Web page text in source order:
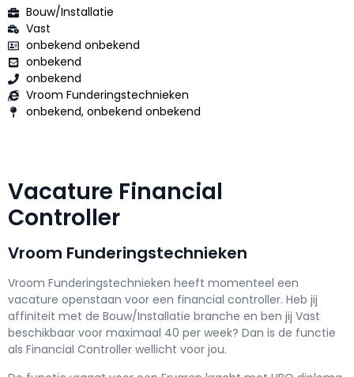
Bouw/Installatie
Vast
onbekend onbekend
onbekend
onbekend
Vroom Funderingstechnieken
onbekend, onbekend onbekend
Vacature Financial
Controller
Vroom Funderingstechnieken
Vroom Funderingstechnieken heeft momenteel een
vacature openstaan voor een financial controller. Heb jij
affiniteit met de Bouw/Installatie branche en ben jij Vast
beschikbaar voor maximaal 40 per week? Dan is de functie
als Financial Controller wellicht voor jou.